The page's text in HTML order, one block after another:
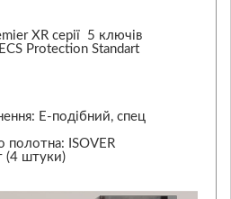
XR серії 5 ключів
Protection Standart
Е-подібний, спец
полотна: ISOVER
(4 штуки)